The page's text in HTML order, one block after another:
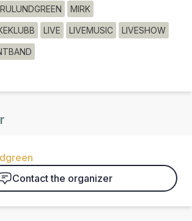
MIRK
LIVE LIVEMUSIC LIVESHOW
Contact the organizer